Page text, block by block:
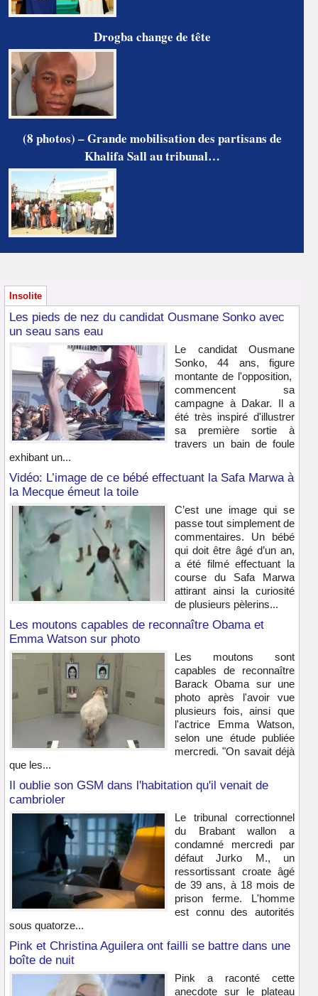
Drogba change de tête
(8 photos) – Grande mobilisation des partisans de
Khalifa Sall au tribunal…
Insolite
Les pieds de nez du candidat Ousmane Sonko avec
un seau sans eau
Le candidat Ousmane
Sonko, 44 ans, figure
montante de l'opposition,
commencent sa
campagne à Dakar. Il a
été très inspiré d'illustrer
sa première sortie à
travers un bain de foule
exhibant un...
Vidéo: L’image de ce bébé effectuant la Safa Marwa à
la Mecque émeut la toile
C’est une image qui se
passe tout simplement de
commentaires. Un bébé
qui doit être âgé d’un an,
a été filmé effectuant la
course du Safa Marwa
attirant ainsi la curiosité
de plusieurs pèlerins...
Les moutons capables de reconnaître Obama et
Emma Watson sur photo
Les moutons sont
capables de reconnaître
Barack Obama sur une
photo après l'avoir vue
plusieurs fois, ainsi que
l'actrice Emma Watson,
selon une étude publiée
mercredi. "On savait déjà
que les...
Il oublie son GSM dans l'habitation qu'il venait de
cambrioler
Le tribunal correctionnel
du Brabant wallon a
condamné mercredi par
défaut Jurko M., un
ressortissant croate âgé
de 39 ans, à 18 mois de
prison ferme. L'homme
est connu des autorités
sous quatorze...
Pink et Christina Aguilera ont failli se battre dans une
boîte de nuit
Pink a raconté cette
anecdote sur le plateau